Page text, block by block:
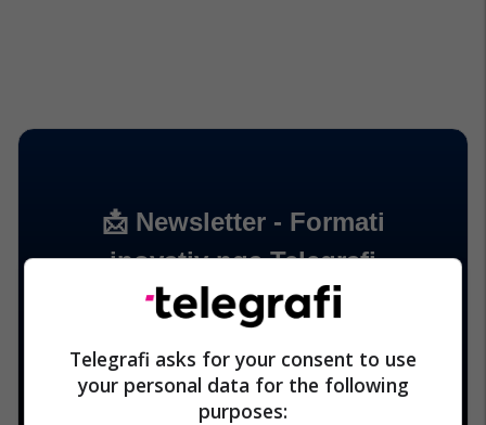
Telegrafi asks for your consent to use
your personal data for the following
purposes: